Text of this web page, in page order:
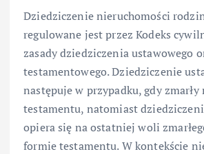
Dziedziczenie nieruchomości
regulowane jest przez Kodeks
zasady dziedziczenia ustawowego
testamentowego. Dziedziczenie
następuje w przypadku, gdy zmarły
testamentu, natomiast
opiera się na ostatniej woli
formie testamentu. W kontekście